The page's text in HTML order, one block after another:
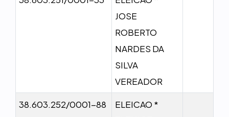
JOSE
ROBERTO
NARDES DA
SILVA
VEREADOR
38.603.252/0001-88
ELEICAO *